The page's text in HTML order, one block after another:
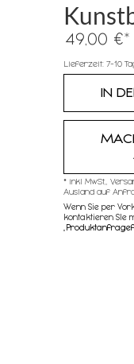
49,00 €*
Lieferzeit: 7-10
* inkl MwSt,,
Ausland auf
Wenn Sie per
kontaktieren SIe